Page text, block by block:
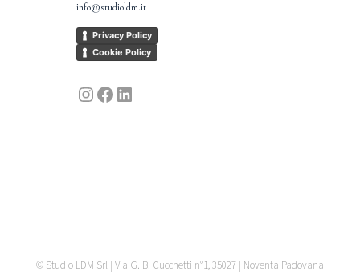
info@studioldm.it
Privacy Policy
Cookie Policy
Instagram Facebook LinkedIn
© Studio LDM Srl | Via G. B. Cucchetti n°1, 35027 | Noventa Padovana